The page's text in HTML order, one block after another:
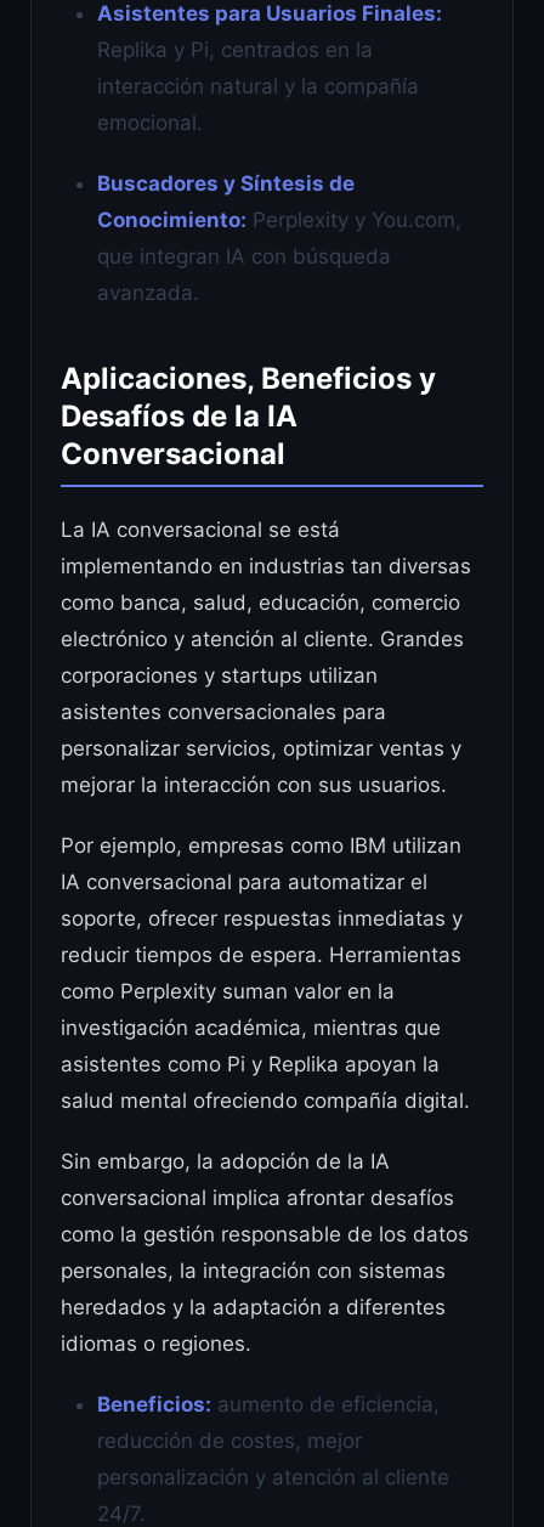
Asistentes para Usuarios Finales:
Replika y Pi, centrados en la
interacción natural y la compañía
emocional.
Buscadores y Síntesis de
Conocimiento: Perplexity y You.com,
que integran IA con búsqueda
avanzada.
Aplicaciones, Beneficios y
Desafíos de la IA
Conversacional
La IA conversacional se está
implementando en industrias tan diversas
como banca, salud, educación, comercio
electrónico y atención al cliente. Grandes
corporaciones y startups utilizan
asistentes conversacionales para
personalizar servicios, optimizar ventas y
mejorar la interacción con sus usuarios.
Por ejemplo, empresas como IBM utilizan
IA conversacional para automatizar el
soporte, ofrecer respuestas inmediatas y
reducir tiempos de espera. Herramientas
como Perplexity suman valor en la
investigación académica, mientras que
asistentes como Pi y Replika apoyan la
salud mental ofreciendo compañía digital.
Sin embargo, la adopción de la IA
conversacional implica afrontar desafíos
como la gestión responsable de los datos
personales, la integración con sistemas
heredados y la adaptación a diferentes
idiomas o regiones.
Beneficios: aumento de eficiencia,
reducción de costes, mejor
personalización y atención al cliente
24/7.